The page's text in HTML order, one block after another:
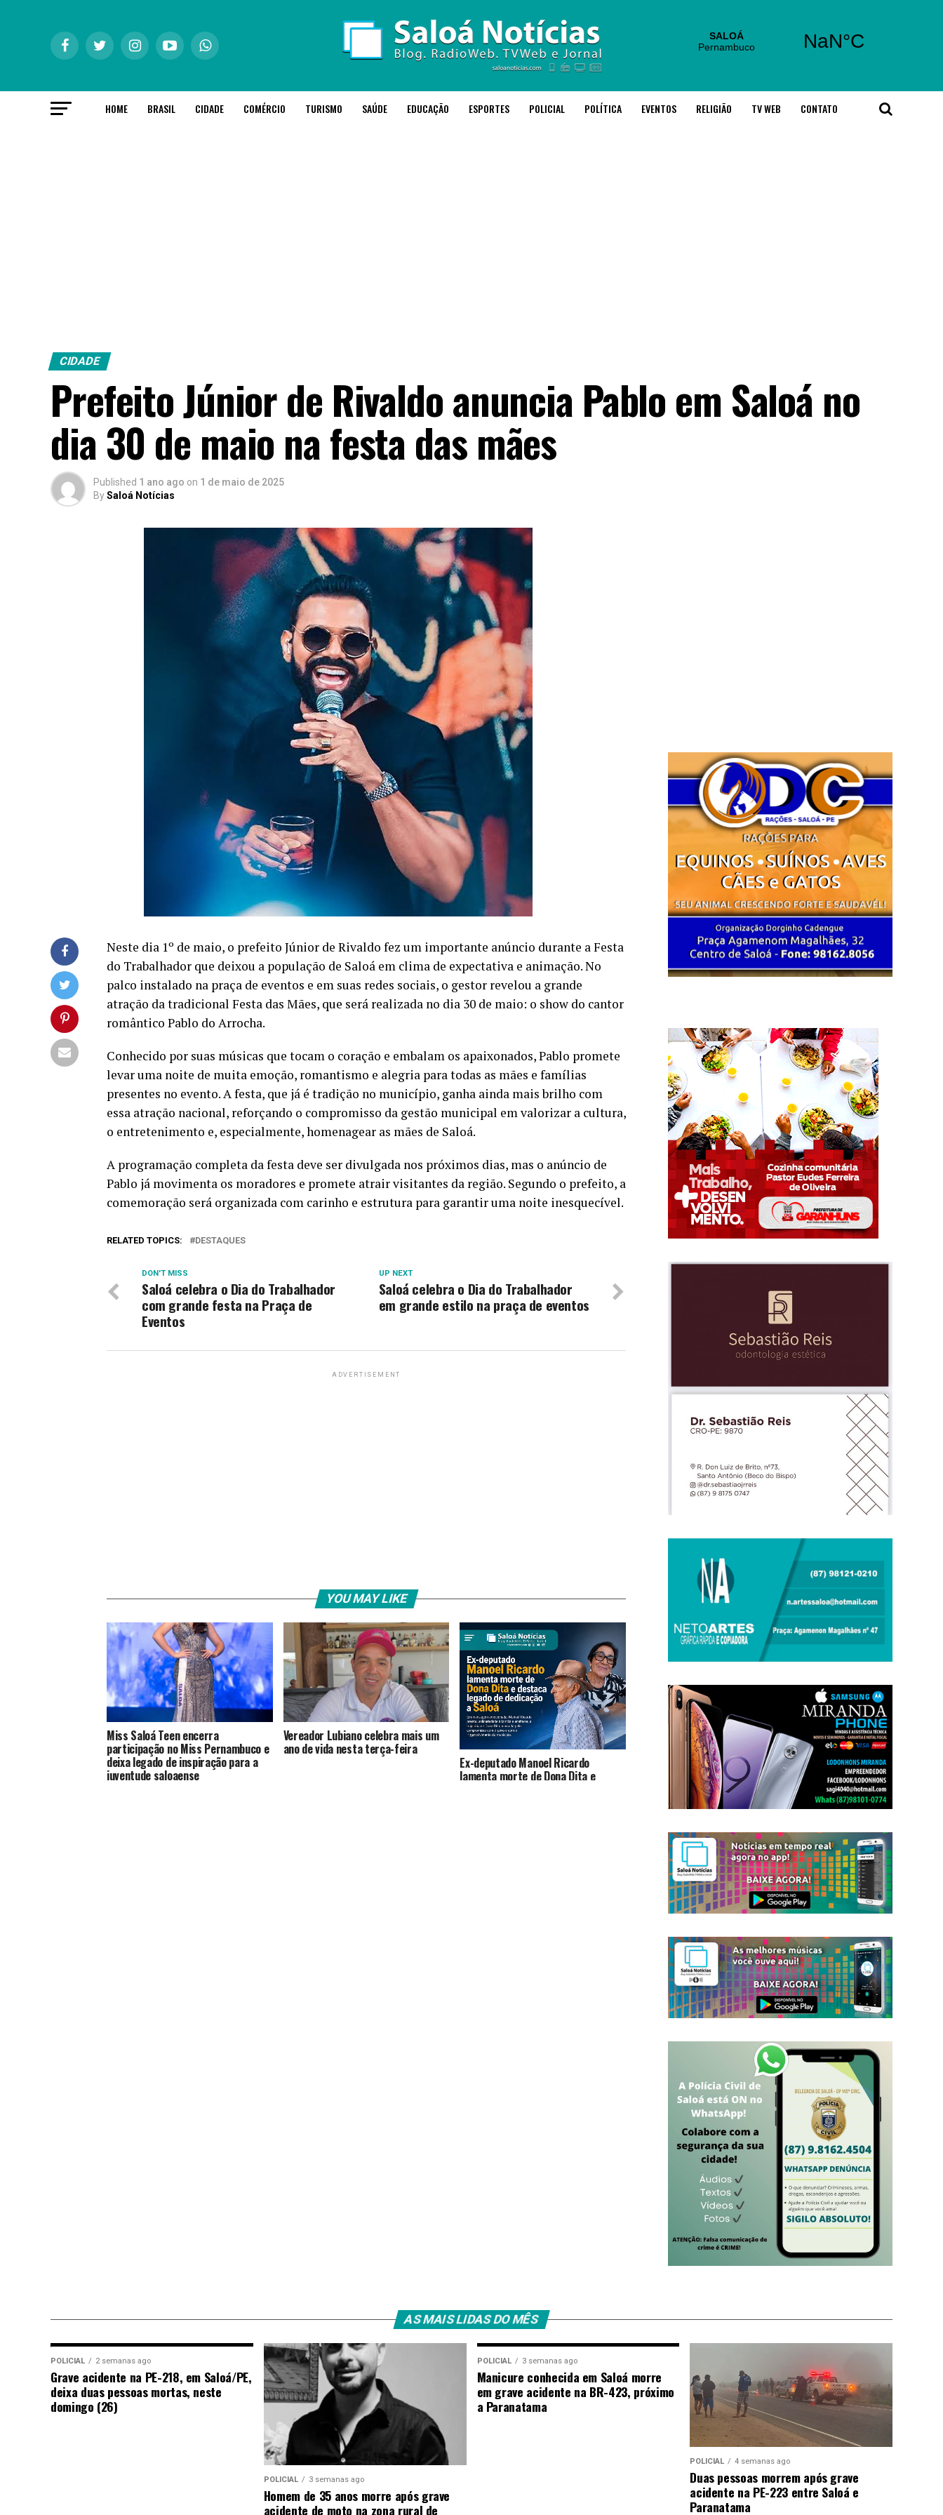
HOME BRASIL CIDADE COMÉRCIO TURISMO SAÚDE EDUCAÇÃO ESPORTES POLICIAL POLÍTICA EVENTOS RELIGIÃO TV WEB CONTATO
CIDADE
Prefeito Júnior de Rivaldo anuncia Pablo em Saloá no
dia 30 de maio na festa das mães
Published 1 ano ago on 1 de maio de 2025
BySaloá Notícias
Neste dia 1º de maio, o prefeito Júnior de Rivaldo fez um importante anúncio durante a Festa
do Trabalhador que deixou a população de Saloá em clima de expectativa e animação. No
palco instalado na praça de eventos e em suas redes sociais, o gestor revelou a grande
atração da tradicional Festa das Mães, que será realizada no dia 30 de maio: o show do cantor
romântico Pablo do Arrocha.
Conhecido por suas músicas que tocam o coração e embalam os apaixonados, Pablo promete
levar uma noite de muita emoção, romantismo e alegria para todas as mães e famílias
presentes no evento. A festa, que já é tradição no município, ganha ainda mais brilho com
essa atração nacional, reforçando o compromisso da gestão municipal em valorizar a cultura,
o entretenimento e, especialmente, homenagear as mães de Saloá.
A programação completa da festa deve ser divulgada nos próximos dias, mas o anúncio de
Pablo já movimenta os moradores e promete atrair visitantes da região. Segundo o prefeito, a
comemoração será organizada com carinho e estrutura para garantir uma noite inesquecível.
RELATED TOPICS: DESTAQUES
UP NEXT
Saloá celebra o Dia do Trabalhador
em grande estilo na praça de eventos
DON'T MISS
Saloá celebra o Dia do Trabalhador
com grande festa na Praça de
Eventos
ADVERTISEMENT
YOU MAY LIKE
Miss Saloá Teen encerra
participação no Miss Pernambuco e
deixa legado de inspiração para a
juventude saloaense
Vereador Lubiano celebra mais um
ano de vida nesta terça-feira
Ex-deputado Manoel Ricardo
lamenta morte de Dona Dita e
AS MAIS LIDAS DO MÊS
POLICIAL 2 semanas ago
Grave acidente na PE-218, em Saloá/PE,
deixa duas pessoas mortas, neste
domingo (26)
POLICIAL 3 semanas ago
Homem de 35 anos morre após grave
acidente de moto na zona rural de
POLICIAL 3 semanas ago
Manicure conhecida em Saloá morre
em grave acidente na BR-423, próximo
a Paranatama
POLICIAL 4 semanas ago
Duas pessoas morrem após grave
acidente na PE-223 entre Saloá e
Paranatama